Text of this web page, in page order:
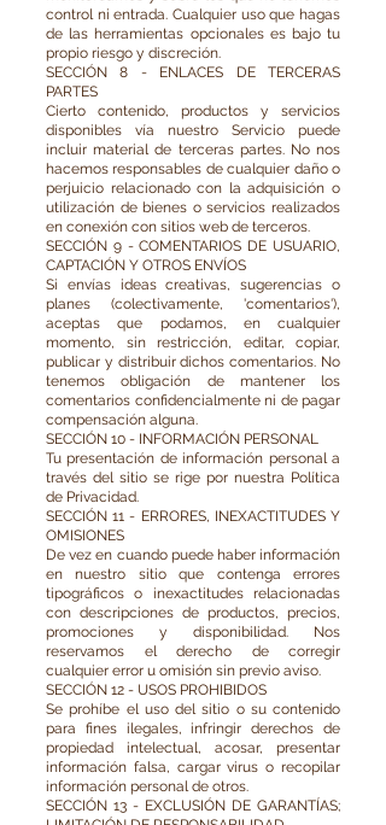
control ni entrada. Cualquier uso que hagas
de las herramientas opcionales es bajo tu
propio riesgo y discreción.
SECCIÓN 8 - ENLACES DE TERCERAS
PARTES
Cierto contenido, productos y servicios
disponibles vía nuestro Servicio puede
incluir material de terceras partes. No nos
hacemos responsables de cualquier daño o
perjuicio relacionado con la adquisición o
utilización de bienes o servicios realizados
en conexión con sitios web de terceros.
SECCIÓN 9 - COMENTARIOS DE USUARIO,
CAPTACIÓN Y OTROS ENVÍOS
Si envías ideas creativas, sugerencias o
planes (colectivamente, 'comentarios'),
aceptas que podamos, en cualquier
momento, sin restricción, editar, copiar,
publicar y distribuir dichos comentarios. No
tenemos obligación de mantener los
comentarios confidencialmente ni de pagar
compensación alguna.
SECCIÓN 10 - INFORMACIÓN PERSONAL
Tu presentación de información personal a
través del sitio se rige por nuestra Política
de Privacidad.
SECCIÓN 11 - ERRORES, INEXACTITUDES Y
OMISIONES
De vez en cuando puede haber información
en nuestro sitio que contenga errores
tipográficos o inexactitudes relacionadas
con descripciones de productos, precios,
promociones y disponibilidad. Nos
reservamos el derecho de corregir
cualquier error u omisión sin previo aviso.
SECCIÓN 12 - USOS PROHIBIDOS
Se prohíbe el uso del sitio o su contenido
para fines ilegales, infringir derechos de
propiedad intelectual, acosar, presentar
información falsa, cargar virus o recopilar
información personal de otros.
SECCIÓN 13 - EXCLUSIÓN DE GARANTÍAS;